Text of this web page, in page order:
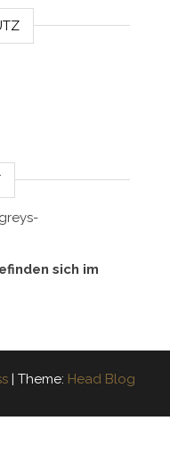
sich im
| Theme: Head Blog